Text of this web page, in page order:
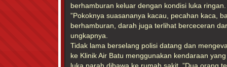
berhamburan keluar dengan kondisi luka ringan.
”Pokoknya suasananya kacau, pecahan kaca,
berhamburan, darah juga terlihat berceceran
ungkapnya.
Tidak lama berselang polisi datang dan
ke Klinik Air Batu menggunakan kendaraan